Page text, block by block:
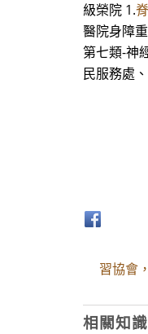
級榮院 1.
醫院身障
第七類-神
民服務處
習協會
相關知識